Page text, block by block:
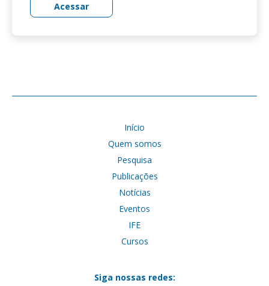
Acessar
Início
Quem somos
Pesquisa
Publicações
Notícias
Eventos
IFE
Cursos
Siga nossas redes: